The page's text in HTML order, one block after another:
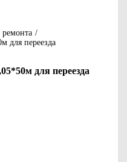
ремонта /
для переезда
для переезда